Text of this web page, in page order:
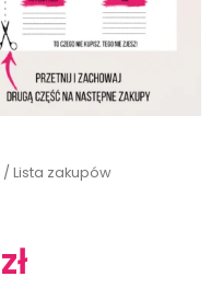
/ Lista zakupów
złZakres